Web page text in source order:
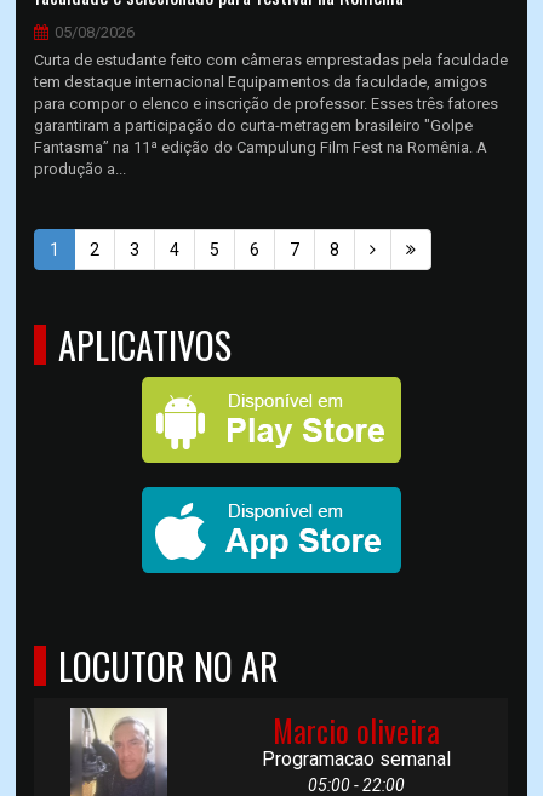
05/08/2026
Curta de estudante feito com câmeras emprestadas pela faculdade
tem destaque internacional Equipamentos da faculdade, amigos
para compor o elenco e inscrição de professor. Esses três fatores
garantiram a participação do curta-metragem brasileiro "Golpe
Fantasma” na 11ª edição do Campulung Film Fest na Romênia. A
produção a...
1 2 3 4 5 6 7 8
APLICATIVOS
LOCUTOR NO AR
Marcio oliveira
Programacao semanal
05:00 - 22:00